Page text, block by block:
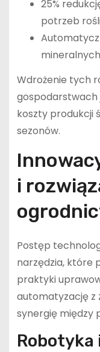
25%
potrzeb
mineralnych
Wdrożenie tych
gospodarstwach
koszty produkcji
sezonów.
i
Postęp
narzędzia, które
praktyki
automatyzację z
synergię między